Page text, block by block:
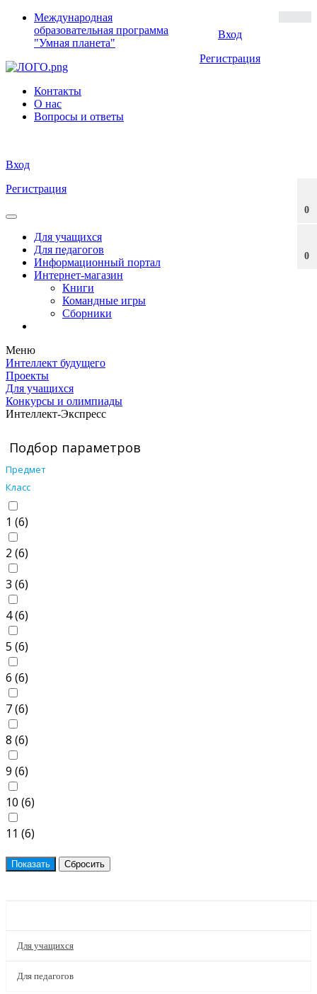
Вход
Регистрация
Международная
образовательная программа
"Умная планета"
0
0
Контакты
О нас
Вопросы и ответы
Вход
Регистрация
Для учащихся
Для педагогов
Информационный портал
Интернет-магазин
Книги
Командные игры
Сборники
Меню
Интеллект будущего
Проекты
Для учащихся
Конкурсы и олимпиады
Интеллект-Экспресс
Подбор параметров
Предмет
Класс
1 (6)
2 (6)
3 (6)
4 (6)
5 (6)
6 (6)
7 (6)
8 (6)
9 (6)
10 (6)
11 (6)
Для учащихся
Для педагогов